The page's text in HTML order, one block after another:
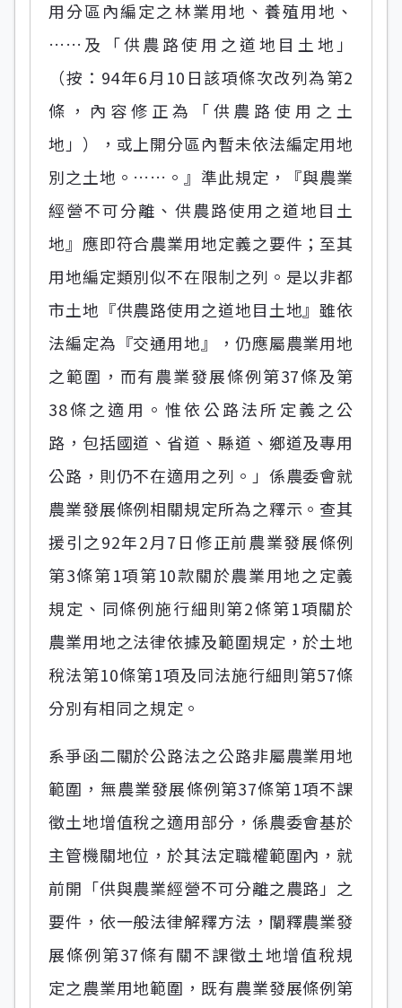
用分區內編定之林業用地、養殖用地、
……及「供農路使用之道地目土地」
（按：94年6月10日該項條次改列為第2
條，內容修正為「供農路使用之土
地」），或上開分區內暫未依法編定用地
別之土地。……。』準此規定，『與農業
經營不可分離、供農路使用之道地目土
地』應即符合農業用地定義之要件；至其
用地編定類別似不在限制之列。是以非都
市土地『供農路使用之道地目土地』雖依
法編定為『交通用地』，仍應屬農業用地
之範圍，而有農業發展條例第37條及第
38條之適用。惟依公路法所定義之公
路，包括國道、省道、縣道、鄉道及專用
公路，則仍不在適用之列。」係農委會就
農業發展條例相關規定所為之釋示。查其
援引之92年2月7日修正前農業發展條例
第3條第1項第10款關於農業用地之定義
規定、同條例施行細則第2條第1項關於
農業用地之法律依據及範圍規定，於土地
稅法第10條第1項及同法施行細則第57條
分別有相同之規定。
系爭函二關於公路法之公路非屬農業用地
範圍，無農業發展條例第37條第1項不課
徵土地增值稅之適用部分，係農委會基於
主管機關地位，於其法定職權範圍內，就
前開「供與農業經營不可分離之農路」之
要件，依一般法律解釋方法，闡釋農業發
展條例第37條有關不課徵土地增值稅規
定之農業用地範圍，既有農業發展條例第